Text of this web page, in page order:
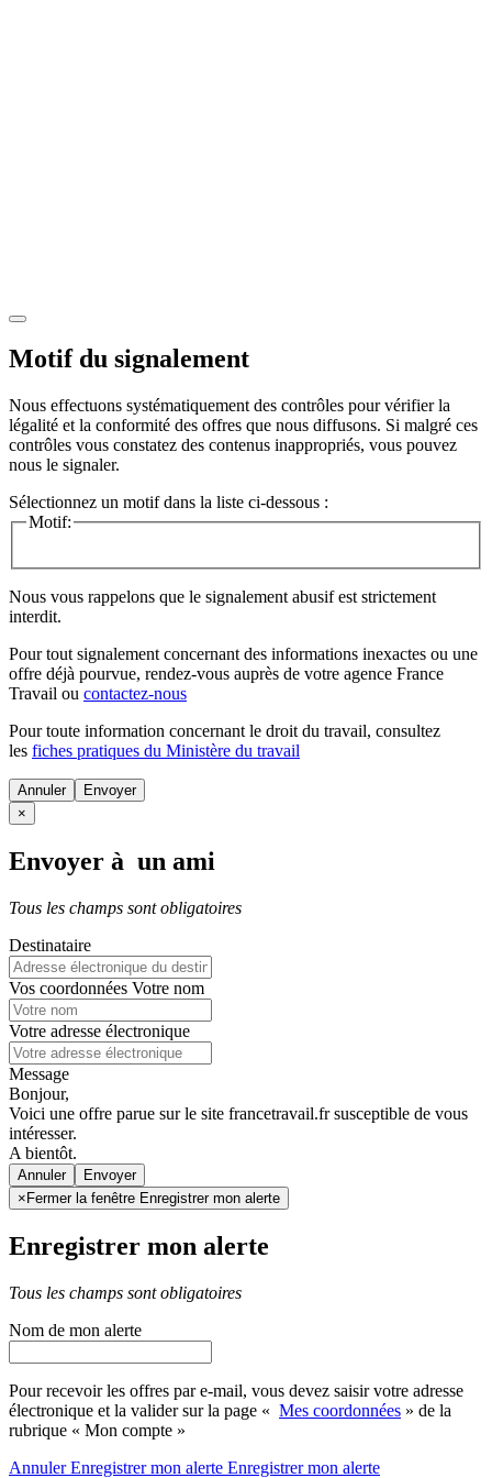
Motif du signalement
Nous effectuons systématiquement des contrôles pour vérifier la
légalité et la conformité des offres que nous diffusons. Si malgré ces
contrôles vous constatez des contenus inappropriés, vous pouvez
nous le signaler.
Sélectionnez un motif dans la liste ci-dessous :
Motif:
Nous vous rappelons que le signalement abusif est strictement
interdit.
Pour tout signalement concernant des informations inexactes ou une
offre déjà pourvue, rendez-vous auprès de votre agence France
Travail ou contactez-nous
Pour toute information concernant le droit du travail, consultez
les fiches pratiques du Ministère du travail
Annuler
×
Envoyer à un ami
Tous les champs sont obligatoires
Destinataire
Vos coordonnées Votre nom
Votre adresse électronique
Message
Bonjour,
Voici une offre parue sur le site francetravail.fr susceptible de vous
intéresser.
A bientôt.
Annuler
× Fermer la fenêtre Enregistrer mon alerte
Enregistrer mon alerte
Tous les champs sont obligatoires
Nom de mon alerte
Pour recevoir les offres par e-mail, vous devez saisir votre adresse
électronique et la valider sur la page « Mes coordonnées » de la
rubrique « Mon compte »
AnnulerEnregistrer mon alerte Enregistrermon alerte